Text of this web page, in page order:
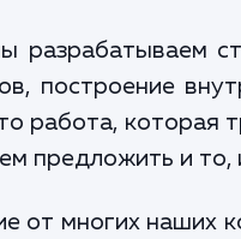
разрабатываем
построение
работа, которая
предложить и то,
от многих наших